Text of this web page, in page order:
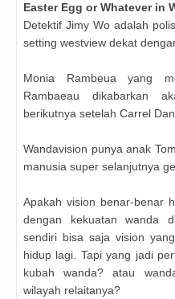
Easter Egg or Whatever in
Detektif Jimy Wo adalah
setting westview dekat
Monia Rambeua yang
Rambaeau dikabarkan
berikutnya setelah Carrel
Wandavision punya anak
manusia super selanjutnya
Apakah vision benar-benar
dengan kekuatan wanda
sendiri bisa saja vision
hidup lagi. Tapi yang jadi
kubah wanda? atau
wilayah relaitanya?